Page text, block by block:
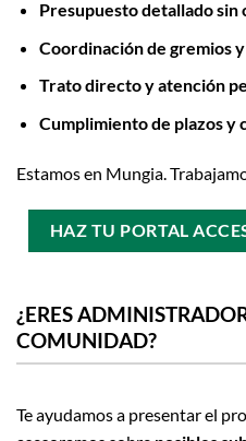
Presupuesto detallado sin
Coordinación de gremios
Trato directo y atención
Cumplimiento de plazos y
Estamos en Mungia.
HAZ TU PORTAL
¿ERES
COMUNIDAD?
Te ayudamos a presentar el